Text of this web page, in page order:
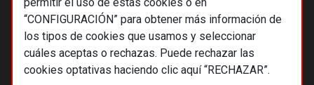
“CONFIGURACIÓN” para obtener más información de
los tipos de cookies que usamos y seleccionar
cuáles aceptas o rechazas. Puede rechazar las
cookies optativas haciendo clic aquí “RECHAZAR”.
© 2026 Alternativas económicas SCCL